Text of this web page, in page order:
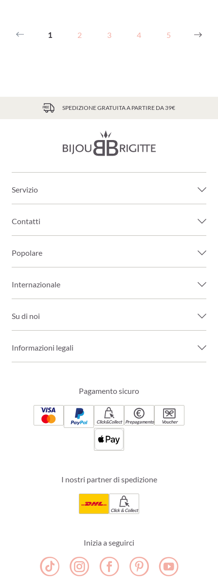
1 2 3 4 5
SPEDIZIONE GRATUITA A PARTIRE DA 39€
Servizio
Contatti
Popolare
Internazionale
Su di noi
Informazioni legali
Pagamento sicuro
Click&Collect Prepagamento Voucher
I nostri partner di spedizione
Click & Collect
Inizia a seguirci